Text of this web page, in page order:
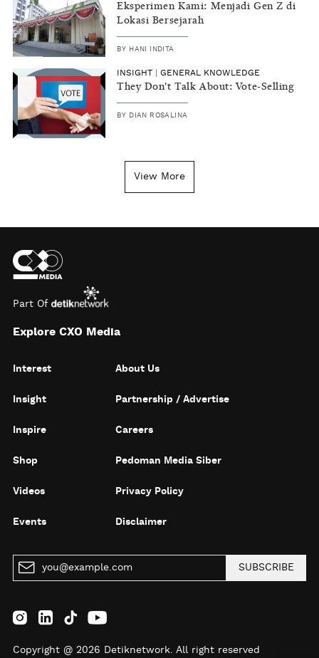
Eksperimen Kami: Menjadi Gen Z di
Lokasi Bersejarah
BY HANI INDITA
INSIGHT GENERAL KNOWLEDGE
They Don't Talk About: Vote-Selling
BY DIAN ROSALINA
View More
Part Of
Explore CXO Media
Interest
Insight
Inspire
Shop
Videos
Events
About Us
Partnership / Advertise
Careers
Pedoman Media Siber
Privacy Policy
Disclaimer
SUBSCRIBE
Copyright @ 2026 Detiknetwork. All right reserved